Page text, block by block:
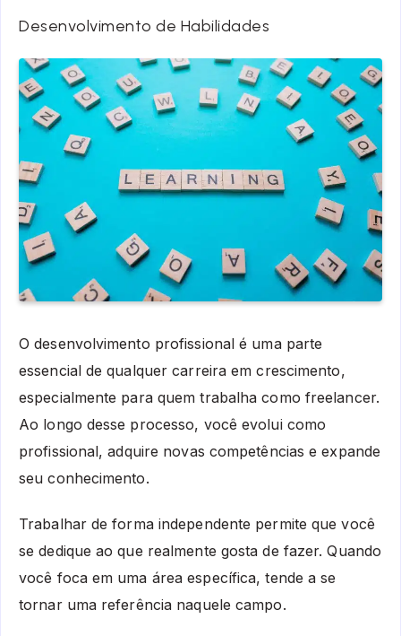
Desenvolvimento de Habilidades
O desenvolvimento profissional é uma parte
essencial de qualquer carreira em crescimento,
especialmente para quem trabalha como freelancer.
Ao longo desse processo, você evolui como
profissional, adquire novas competências e expande
seu conhecimento.
Trabalhar de forma independente permite que você
se dedique ao que realmente gosta de fazer. Quando
você foca em uma área específica, tende a se
tornar uma referência naquele campo.